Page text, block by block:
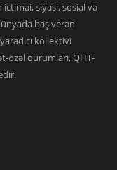
ictimai, siyasi, sosial və
baş verən
kollektivi
özəl qurumları, QHT-